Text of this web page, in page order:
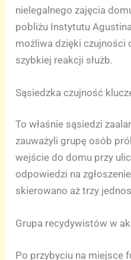
nielegalnego zajęcia
pobliżu Instytutu
możliwa dzięki czujności
szybkiej reakcji służb.
Sąsiedzka czujność
To właśnie sąsiedzi
zauważyli grupę osób
wejście do domu przy
odpowiedzi na
skierowano aż trzy
Grupa recydywistów w
Po przybyciu na miejsce